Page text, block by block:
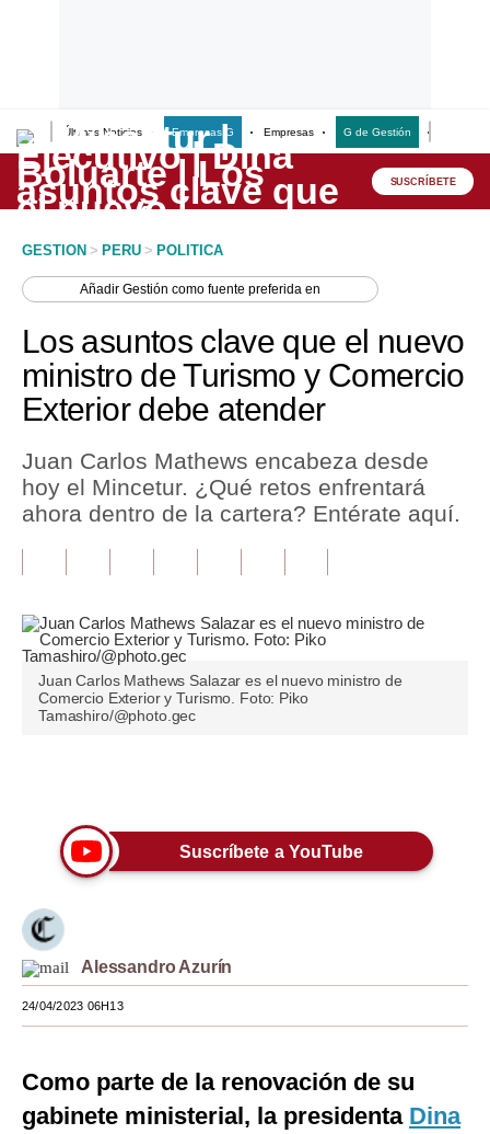
Últimas Noticias Empresas G Empresas G de Gestión
Lo último
Peru Quiosco
Economía
Mercados
Política
Finanzas Personales
Inmobiliarias
Plus G
Opinión
Tendencias
Lujo
Viajes
Moda
SUSCRÍBETE
GESTION > PERU > POLITICA
AñadirGestión como fuente preferida en
Los asuntos clave que el nuevo
ministro de Turismo y Comercio
Exterior debe atender
Juan Carlos Mathews encabeza desde
hoy el Mincetur. ¿Qué retos enfrentará
ahora dentro de la cartera? Entérate aquí.
Juan Carlos Mathews Salazar es el nuevo ministro de
Comercio Exterior y Turismo. Foto: Piko
Tamashiro/@photo.gec
Suscríbete a YouTube
Alessandro Azurín
24/04/2023 06H13
Como parte de la renovación de su
gabinete ministerial, la presidenta Dina